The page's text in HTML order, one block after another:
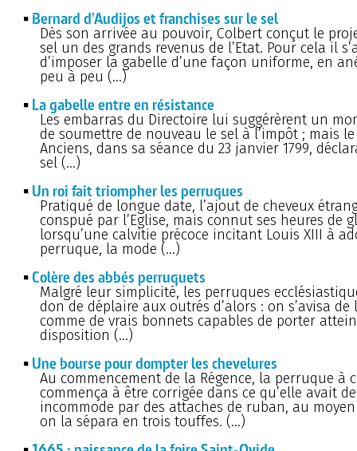
Bernard d'Audijos et franchises sur le sel
Dès son arrivée au pouvoir, Colbert conçut le
sel un des grands revenus de l’Etat. Pour cela il
d’imposer la gabelle d’une façon uniforme, en
peu à peu (…)
La gabelle entre en résistance
Les embarras du Directoire lui suggérèrent un
de soumettre de nouveau le sel à l’impôt ; mais
Anciens, dans sa séance du 23 janvier 1799,
sel (…)
Un roi fait triompher les perruques
Pratiqué de longue date, l’ajout de cheveux
conspué par l’Eglise, mais connut ses heures de
lorsqu’une calvitie précoce incitant Louis XIII à
perruque, la mode (…)
Colère des abbés perruquets
Malgré leur simplicité, les perruques
don de déplaire aux outrés d’alors : on s’avisa de
comme de vrais bonnets capables de porter
disposition (…)
Une bourse pour dompter les chevelures
Au commencement de la Régence, la perruque à
commença à être corrigée dans ce qu’elle avait
incommode par des attaches de ruban, au
on la sépara en trois touffes. (…)